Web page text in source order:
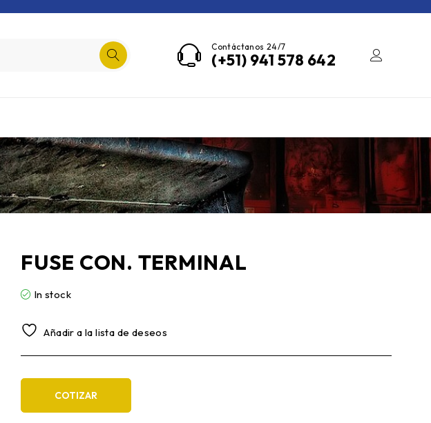
Contáctanos 24/7
(+51) 941 578 642
FUSE CON. TERMINAL
In stock
Añadir a la lista de deseos
COTIZAR